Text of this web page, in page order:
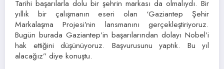
Tarihi başarılarla dolu bir şehrin markası da olmalıydı. Bir
yıllık bir çalışmanın eseri olan ‘Gaziantep Şehir
Markalaşma Projesi’nin lansmanını gerçekleştiriyoruz.
Bugün burada Gaziantep’in başarılarından dolayı Nobel’i
hak ettiğini düşünüyoruz. Başvurusunu yaptık. Bu yıl
alacağız” diye konuştu.